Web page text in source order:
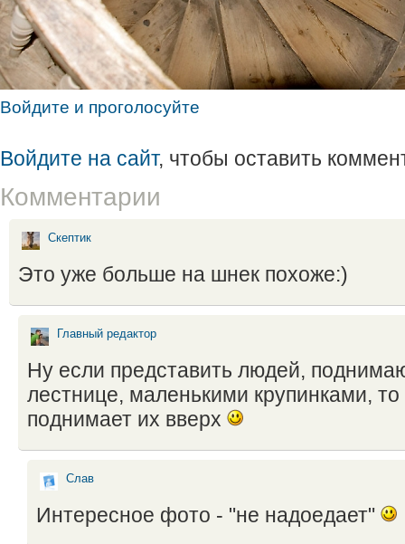
Войдите и проголосуйте
Войдите на сайт, чтобы оставить
Комментарии
Скептик
Это уже больше на шнек похоже:)
Главный редактор
Ну если представить людей,
лестнице, маленькими крупинками,
поднимает их вверх
Слав
Интересное фото - "не надоедает"